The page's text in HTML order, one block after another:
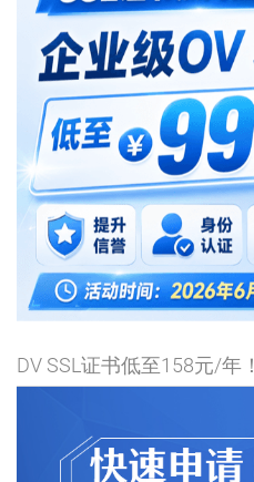
DV SSL证书低至158元/年！